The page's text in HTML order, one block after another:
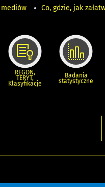
mediów Co, gdzie, jak
REGON,
TERYT,
Klasyfikacje
Badania
statystyczne